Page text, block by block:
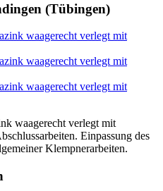
(Tübingen)
waagerecht verlegt mit
Einpassung des
Klempnerarbeiten.